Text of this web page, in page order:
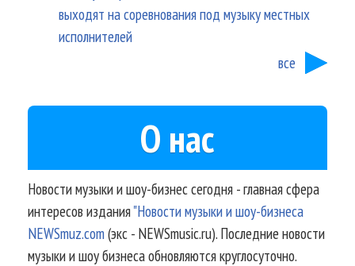
выходят на соревнования под музыку местных
исполнителей
все
О нас
Новости музыки и шоу-бизнес сегодня - главная сфера
интересов издания"Новости музыки и шоу-бизнеса
NEWSmuz.com(экс - NEWSmusic.ru). Последние новости
музыки и шоу бизнеса обновляются круглосуточно.